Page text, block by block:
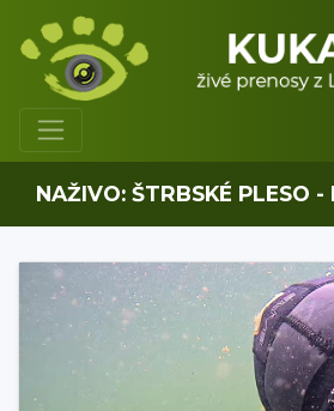
NAŽIVO: ŠTRBSKÉ PLESO